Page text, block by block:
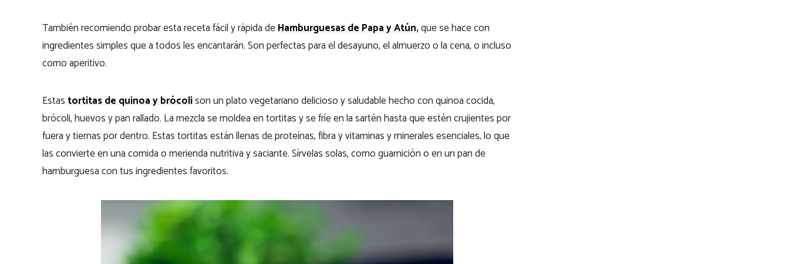
También recomiendo probar esta receta fácil y rápida deHamburguesas de Papa y Atún,que se hace con
ingredientes simples que a todos les encantarán. Son perfectas para el desayuno, el almuerzo o la cena, o incluso
como aperitivo.
Estastortitas de quinoa y brócolison un plato vegetariano delicioso y saludable hecho con quinoa cocida,
brócoli, huevos y pan rallado. La mezcla se moldea en tortitas y se fríe en la sartén hasta que estén crujientes por
fuera y tiernas por dentro. Estas tortitas están llenas de proteínas, fibra y vitaminas y minerales esenciales, lo que
las convierte en una comida o merienda nutritiva y saciante. Sírvelas solas, como guarnición o en un pan de
hamburguesa con tus ingredientes favoritos.